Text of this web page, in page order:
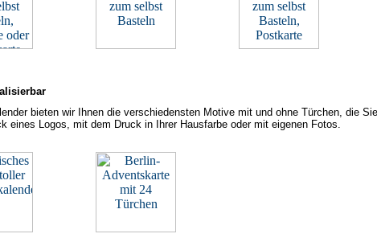
bieten wir Ihnen die verschiedensten Motive mit und ohne Türchen, die
eines Logos, mit dem Druck in Ihrer Hausfarbe oder mit eigenen Fotos.